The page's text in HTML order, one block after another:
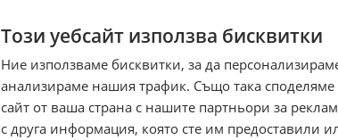
Този уебсайт използва бисквитки
Ние използваме бисквитки, за да
анализираме нашия трафик. Също така
сайт от ваша страна с нашите партньори за
с друга информация, която сте им предоставили